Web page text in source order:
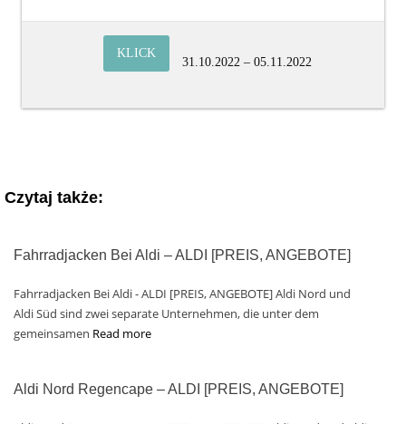
KLICK
31.10.2022 – 05.11.2022
Czytaj także:
Fahrradjacken Bei Aldi – ALDI [PREIS, ANGEBOTE]
Fahrradjacken Bei Aldi - ALDI [PREIS, ANGEBOTE] Aldi Nord und
Aldi Süd sind zwei separate Unternehmen, die unter dem
gemeinsamen Read more
Aldi Nord Regencape – ALDI [PREIS, ANGEBOTE]